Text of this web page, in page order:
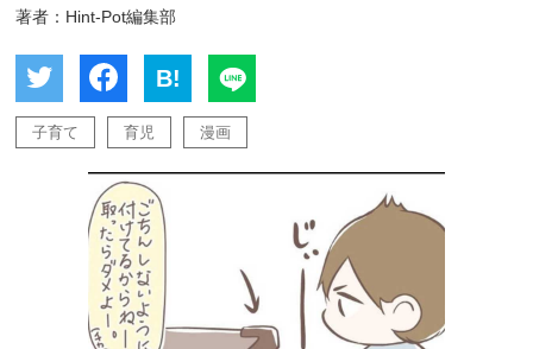
著者：Hint-Pot編集部
B!
子育て 育児 漫画